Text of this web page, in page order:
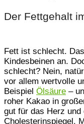
Der Fettgehalt
Fett ist schlecht.
Kindesbeinen an.
schlecht? Nein,
vor allem wertvolle
Beispiel Ölsäure –
roher Kakao in
gut für das Herz und
Cholesterinspiegel.